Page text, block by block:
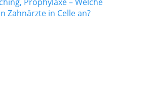
Zahnärzte in Celle an?